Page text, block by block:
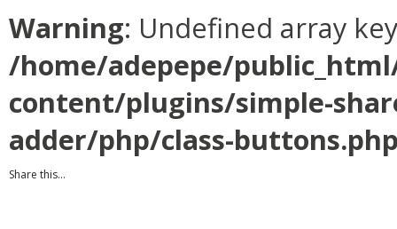
Warning: Undefined array
/home/adepepe/
content/plugins/simple-
adder/php/class-
Share this...